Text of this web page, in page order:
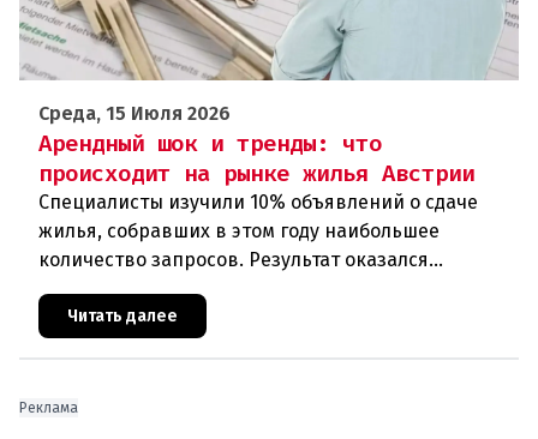
Среда, 15 Июля 2026
Арендный шок и тренды: что
происходит на рынке жилья Австрии
Специалисты изучили 10% объявлений о сдаче
жилья, собравших в этом году наибольшее
количество запросов. Результат оказался
востребованная квартира теперь обхо
Читать далее
Реклама